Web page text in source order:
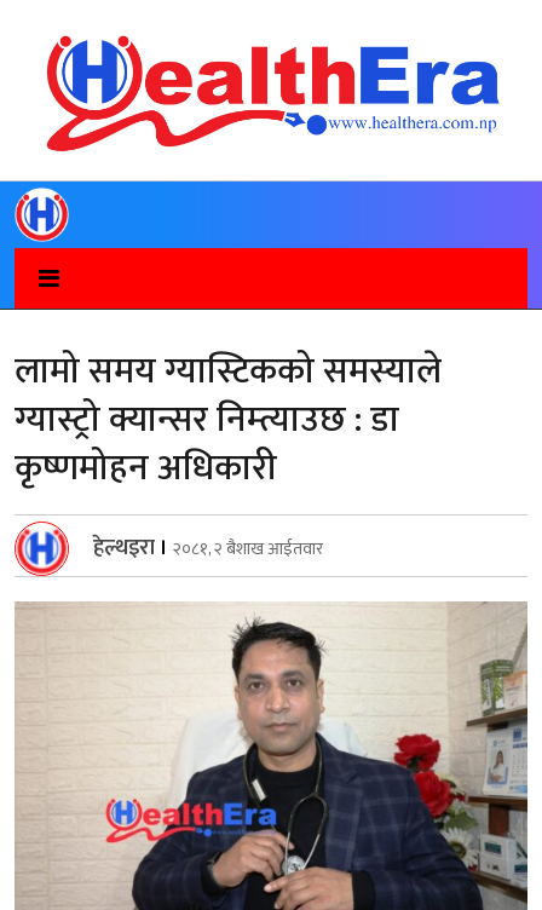
लामो समय ग्यास्टिकको समस्याले
ग्यास्ट्रो क्यान्सर निम्त्याउछ : डा
कृष्णमोहन अधिकारी
हेल्थइरा । २०८१, २ बैशाख आईतवार